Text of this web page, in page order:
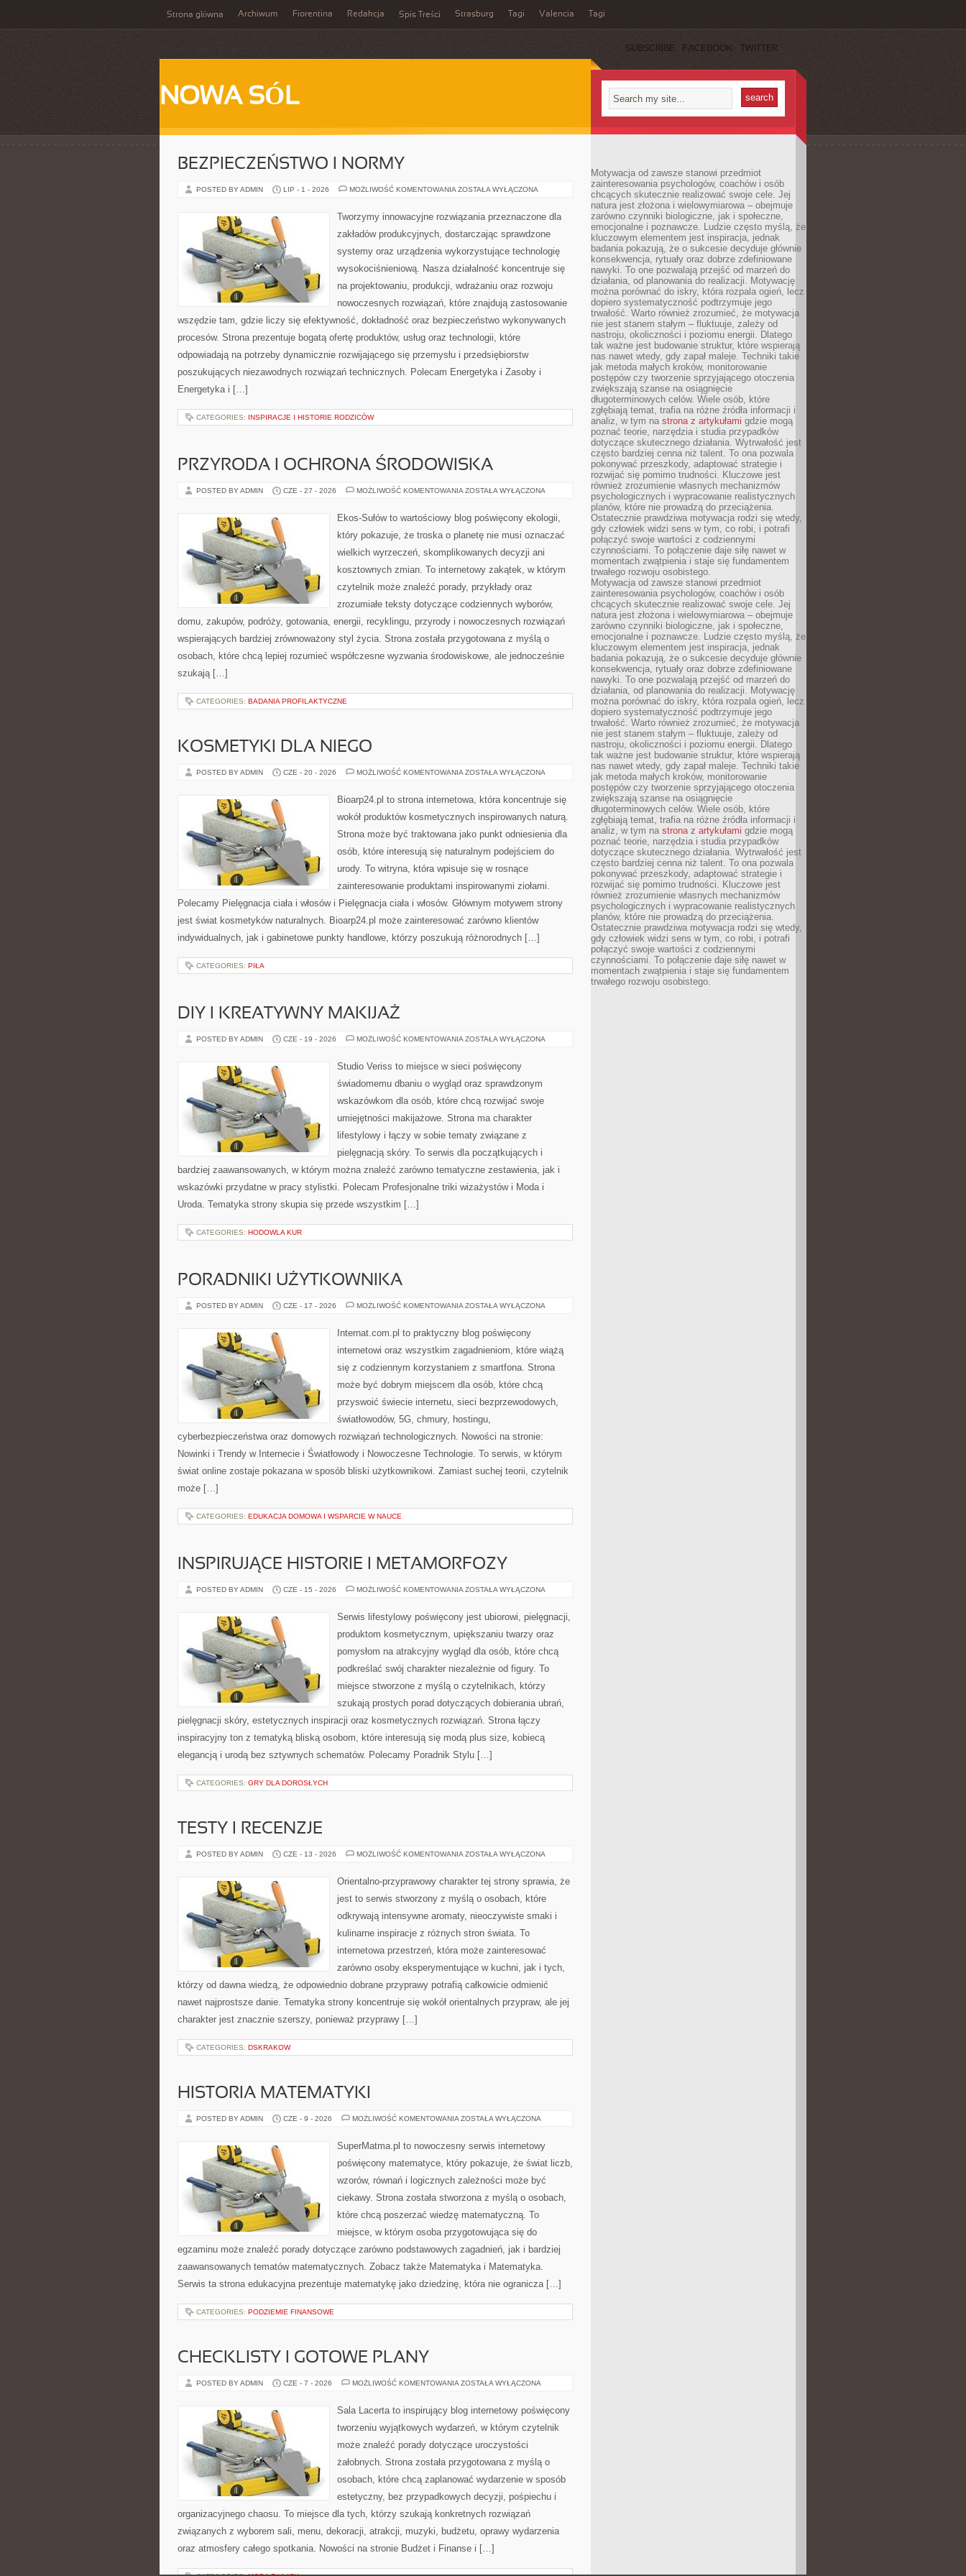
Strona główna Archiwum Fiorentina Redakcja Spis Treści Strasburg Tagi Valencia Tagi
SUBSCRIBE FACEBOOK TWITTER
NOWA SÓL
BEZPIECZEŃSTWO I NORMY
POSTED BY ADMIN LIP - 1 - 2026 MOŻLIWOŚĆ KOMENTOWANIA BEZPIECZEŃSTWO
ZOSTAŁA WYŁĄCZONA
Tworzymy innowacyjne rozwiązania przeznaczone dla
zakładów produkcyjnych, dostarczając sprawdzone
systemy oraz urządzenia wykorzystujące technologię
wysokociśnieniową. Nasza działalność koncentruje się
na projektowaniu, produkcji, wdrażaniu oraz rozwoju
nowoczesnych rozwiązań, które znajdują zastosowanie
wszędzie tam, gdzie liczy się efektywność, dokładność oraz bezpieczeństwo wykonywanych
procesów. Strona prezentuje bogatą ofertę produktów, usług oraz technologii, które
odpowiadają na potrzeby dynamicznie rozwijającego się przemysłu i przedsiębiorstw
poszukujących niezawodnych rozwiązań technicznych. Polecam Energetyka i Zasoby i
Energetyka i […]
CATEGORIES: INSPIRACJE I HISTORIE RODZICÓW
PRZYRODA I OCHRONA ŚRODOWISKA
POSTED BY ADMIN CZE - 27 - 2026 MOŻLIWOŚĆ KOMENTOWANIA PRZYRODA
ŚRODOWISKA
ZOSTAŁA WYŁĄCZONA
Ekos-Sułów to wartościowy blog poświęcony ekologii,
który pokazuje, że troska o planetę nie musi oznaczać
wielkich wyrzeczeń, skomplikowanych decyzji ani
kosztownych zmian. To internetowy zakątek, w którym
czytelnik może znaleźć porady, przykłady oraz
zrozumiałe teksty dotyczące codziennych wyborów,
domu, zakupów, podróży, gotowania, energii, recyklingu, przyrody i nowoczesnych rozwiązań
wspierających bardziej zrównoważony styl życia. Strona została przygotowana z myślą o
osobach, które chcą lepiej rozumieć współczesne wyzwania środowiskowe, ale jednocześnie
szukają […]
CATEGORIES: BADANIA PROFILAKTYCZNE
KOSMETYKI DLA NIEGO
POSTED BY ADMIN CZE - 20 - 2026 MOŻLIWOŚĆ KOMENTOWANIA KOSMETYKI
ZOSTAŁA WYŁĄCZONA
Bioarp24.pl to strona internetowa, która koncentruje się
wokół produktów kosmetycznych inspirowanych naturą.
Strona może być traktowana jako punkt odniesienia dla
osób, które interesują się naturalnym podejściem do
urody. To witryna, która wpisuje się w rosnące
zainteresowanie produktami inspirowanymi ziołami.
Polecamy Pielęgnacja ciała i włosów i Pielęgnacja ciała i włosów. Głównym motywem strony
jest świat kosmetyków naturalnych. Bioarp24.pl może zainteresować zarówno klientów
indywidualnych, jak i gabinetowe punkty handlowe, którzy poszukują różnorodnych […]
CATEGORIES: PIŁA
DIY I KREATYWNY MAKIJAŻ
POSTED BY ADMIN CZE - 19 - 2026 MOŻLIWOŚĆ KOMENTOWANIA DIY
MAKIJAŻ
ZOSTAŁA WYŁĄCZONA
Studio Veriss to miejsce w sieci poświęcony
świadomemu dbaniu o wygląd oraz sprawdzonym
wskazówkom dla osób, które chcą rozwijać swoje
umiejętności makijażowe. Strona ma charakter
lifestylowy i łączy w sobie tematy związane z
pielęgnacją skóry. To serwis dla początkujących i
bardziej zaawansowanych, w którym można znaleźć zarówno tematyczne zestawienia, jak i
wskazówki przydatne w pracy stylistki. Polecam Profesjonalne triki wizażystów i Moda i
Uroda. Tematyka strony skupia się przede wszystkim […]
CATEGORIES: HODOWLA KUR
PORADNIKI UŻYTKOWNIKA
POSTED BY ADMIN CZE - 17 - 2026 MOŻLIWOŚĆ KOMENTOWANIA PORADNIKI
ZOSTAŁA WYŁĄCZONA
Internat.com.pl to praktyczny blog poświęcony
internetowi oraz wszystkim zagadnieniom, które wiążą
się z codziennym korzystaniem z smartfona. Strona
może być dobrym miejscem dla osób, które chcą
przyswoić świecie internetu, sieci bezprzewodowych,
światłowodów, 5G, chmury, hostingu,
cyberbezpieczeństwa oraz domowych rozwiązań technologicznych. Nowości na stronie:
Nowinki i Trendy w Internecie i Światłowody i Nowoczesne Technologie. To serwis, w którym
świat online zostaje pokazana w sposób bliski użytkownikowi. Zamiast suchej teorii, czytelnik
może […]
CATEGORIES: EDUKACJA DOMOWA I WSPARCIE W NAUCE
INSPIRUJĄCE HISTORIE I METAMORFOZY
POSTED BY ADMIN CZE - 15 - 2026 MOŻLIWOŚĆ KOMENTOWANIA INSPIRUJĄCE
METAMORFOZY
ZOSTAŁA WYŁĄCZONA
Serwis lifestylowy poświęcony jest ubiorowi, pielęgnacji,
produktom kosmetycznym, upiększaniu twarzy oraz
pomysłom na atrakcyjny wygląd dla osób, które chcą
podkreślać swój charakter niezależnie od figury. To
miejsce stworzone z myślą o czytelnikach, którzy
szukają prostych porad dotyczących dobierania ubrań,
pielęgnacji skóry, estetycznych inspiracji oraz kosmetycznych rozwiązań. Strona łączy
inspiracyjny ton z tematyką bliską osobom, które interesują się modą plus size, kobiecą
elegancją i urodą bez sztywnych schematów. Polecamy Poradnik Stylu […]
CATEGORIES: GRY DLA DOROSŁYCH
TESTY I RECENZJE
POSTED BY ADMIN CZE - 13 - 2026 MOŻLIWOŚĆ KOMENTOWANIA TESTY
ZOSTAŁA WYŁĄCZONA
Orientalno-przyprawowy charakter tej strony sprawia, że
jest to serwis stworzony z myślą o osobach, które
odkrywają intensywne aromaty, nieoczywiste smaki i
kulinarne inspiracje z różnych stron świata. To
internetowa przestrzeń, która może zainteresować
zarówno osoby eksperymentujące w kuchni, jak i tych,
którzy od dawna wiedzą, że odpowiednio dobrane przyprawy potrafią całkowicie odmienić
nawet najprostsze danie. Tematyka strony koncentruje się wokół orientalnych przypraw, ale jej
charakter jest znacznie szerszy, ponieważ przyprawy […]
CATEGORIES: DSKRAKOW
HISTORIA MATEMATYKI
POSTED BY ADMIN CZE - 9 - 2026 MOŻLIWOŚĆ KOMENTOWANIA HISTORIA
ZOSTAŁA WYŁĄCZONA
SuperMatma.pl to nowoczesny serwis internetowy
poświęcony matematyce, który pokazuje, że świat liczb,
wzorów, równań i logicznych zależności może być
ciekawy. Strona została stworzona z myślą o osobach,
które chcą poszerzać wiedzę matematyczną. To
miejsce, w którym osoba przygotowująca się do
egzaminu może znaleźć porady dotyczące zarówno podstawowych zagadnień, jak i bardziej
zaawansowanych tematów matematycznych. Zobacz także Matematyka i Matematyka.
Serwis ta strona edukacyjna prezentuje matematykę jako dziedzinę, która nie ogranicza […]
CATEGORIES: PODZIEMIE FINANSOWE
CHECKLISTY I GOTOWE PLANY
POSTED BY ADMIN CZE - 7 - 2026 MOŻLIWOŚĆ KOMENTOWANIA CHECKLISTY
PLANY
ZOSTAŁA WYŁĄCZONA
Sala Lacerta to inspirujący blog internetowy poświęcony
tworzeniu wyjątkowych wydarzeń, w którym czytelnik
może znaleźć porady dotyczące uroczystości
żałobnych. Strona została przygotowana z myślą o
osobach, które chcą zaplanować wydarzenie w sposób
estetyczny, bez przypadkowych decyzji, pośpiechu i
organizacyjnego chaosu. To miejsce dla tych, którzy szukają konkretnych rozwiązań
związanych z wyborem sali, menu, dekoracji, atrakcji, muzyki, budżetu, oprawy wydarzenia
oraz atmosfery całego spotkania. Nowości na stronie Budżet i Finanse i […]
Motywacja od zawsze stanowi przedmiot
zainteresowania psychologów, coachów i osób
chcących skutecznie realizować swoje cele. Jej
natura jest złożona i wielowymiarowa – obejmuje
zarówno czynniki biologiczne, jak i społeczne,
emocjonalne i poznawcze. Ludzie często myślą, że
kluczowym elementem jest inspiracja, jednak
badania pokazują, że o sukcesie decyduje głównie
konsekwencja, rytuały oraz dobrze zdefiniowane
nawyki. To one pozwalają przejść od marzeń do
działania, od planowania do realizacji. Motywację
można porównać do iskry, która rozpala ogień, lecz
dopiero systematyczność podtrzymuje jego
trwałość. Warto również zrozumieć, że motywacja
nie jest stanem stałym – fluktuuje, zależy od
nastroju, okoliczności i poziomu energii. Dlatego
tak ważne jest budowanie struktur, które wspierają
nas nawet wtedy, gdy zapał maleje. Techniki takie
jak metoda małych kroków, monitorowanie
postępów czy tworzenie sprzyjającego otoczenia
zwiększają szanse na osiągnięcie
długoterminowych celów. Wiele osób, które
zgłębiają temat, trafia na różne źródła informacji i
analiz, w tym na strona z artykułami gdzie mogą
poznać teorie, narzędzia i studia przypadków
dotyczące skutecznego działania. Wytrwałość jest
często bardziej cenna niż talent. To ona pozwala
pokonywać przeszkody, adaptować strategie i
rozwijać się pomimo trudności. Kluczowe jest
również zrozumienie własnych mechanizmów
psychologicznych i wypracowanie realistycznych
planów, które nie prowadzą do przeciążenia.
Ostatecznie prawdziwa motywacja rodzi się wtedy,
gdy człowiek widzi sens w tym, co robi, i potrafi
połączyć swoje wartości z codziennymi
czynnościami. To połączenie daje siłę nawet w
momentach zwątpienia i staje się fundamentem
trwałego rozwoju osobistego.
Motywacja od zawsze stanowi przedmiot
zainteresowania psychologów, coachów i osób
chcących skutecznie realizować swoje cele. Jej
natura jest złożona i wielowymiarowa – obejmuje
zarówno czynniki biologiczne, jak i społeczne,
emocjonalne i poznawcze. Ludzie często myślą, że
kluczowym elementem jest inspiracja, jednak
badania pokazują, że o sukcesie decyduje głównie
konsekwencja, rytuały oraz dobrze zdefiniowane
nawyki. To one pozwalają przejść od marzeń do
działania, od planowania do realizacji. Motywację
można porównać do iskry, która rozpala ogień, lecz
dopiero systematyczność podtrzymuje jego
trwałość. Warto również zrozumieć, że motywacja
nie jest stanem stałym – fluktuuje, zależy od
nastroju, okoliczności i poziomu energii. Dlatego
tak ważne jest budowanie struktur, które wspierają
nas nawet wtedy, gdy zapał maleje. Techniki takie
jak metoda małych kroków, monitorowanie
postępów czy tworzenie sprzyjającego otoczenia
zwiększają szanse na osiągnięcie
długoterminowych celów. Wiele osób, które
zgłębiają temat, trafia na różne źródła informacji i
analiz, w tym na strona z artykułami gdzie mogą
poznać teorie, narzędzia i studia przypadków
dotyczące skutecznego działania. Wytrwałość jest
często bardziej cenna niż talent. To ona pozwala
pokonywać przeszkody, adaptować strategie i
rozwijać się pomimo trudności. Kluczowe jest
również zrozumienie własnych mechanizmów
psychologicznych i wypracowanie realistycznych
planów, które nie prowadzą do przeciążenia.
Ostatecznie prawdziwa motywacja rodzi się wtedy,
gdy człowiek widzi sens w tym, co robi, i potrafi
połączyć swoje wartości z codziennymi
czynnościami. To połączenie daje siłę nawet w
momentach zwątpienia i staje się fundamentem
trwałego rozwoju osobistego.